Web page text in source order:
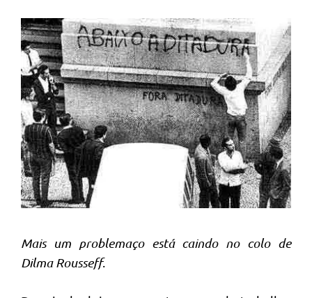
Mais um problemaço está caindo no colo de
Dilma Rousseff.